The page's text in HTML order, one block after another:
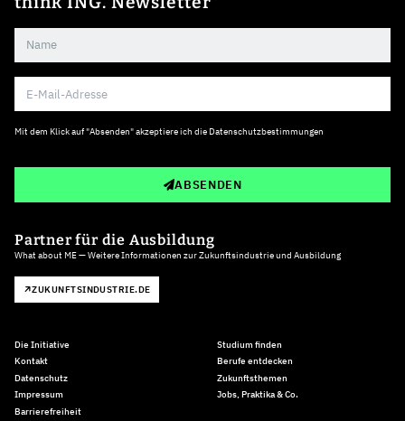
Mit dem Klick auf "Absenden" akzeptiere ich die Datenschutzbestimmungen
ABSENDEN
Partner für die Ausbildung
What about ME — Weitere Informationen zur Zukunftsindustrie und Ausbildung
ZUKUNFTSINDUSTRIE.DE
Die Initiative
Kontakt
Datenschutz
Impressum
Barrierefreiheit
Studium finden
Berufe entdecken
Zukunftsthemen
Jobs, Praktika & Co.